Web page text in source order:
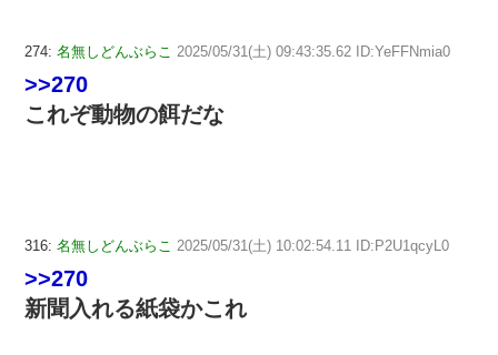
274: 名無しどんぶらこ 2025/05/31(土) 09:43:35.62 ID:YeFFNmia0
>>270
これぞ動物の餌だな
316: 名無しどんぶらこ 2025/05/31(土) 10:02:54.11 ID:P2U1qcyL0
>>270
新聞入れる紙袋かこれ